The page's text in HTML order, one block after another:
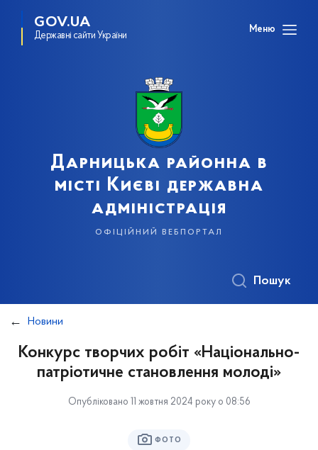
GOV.UA
Державні сайти України
Меню
Дарницька районна в
місті Києві державна
адміністрація
офіційний вебпортал
Пошук
Новини
Конкурс творчих робіт «Національно-
патріотичне становлення молоді»
Опубліковано 11 жовтня 2024 року о 08:56
ФОТО